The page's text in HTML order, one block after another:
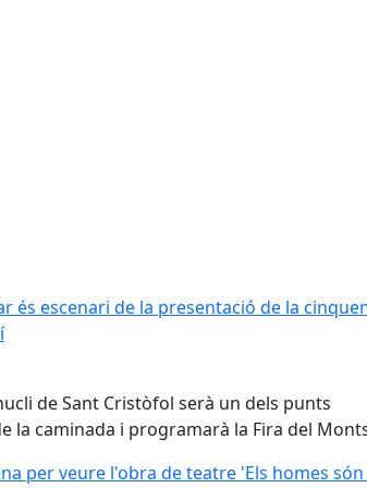
és escenari de la presentació de la
és escenari de la presentació de la
de Sant Cristòfol serà un dels punts
la caminada i programarà la Fira del
per veure l'obra de teatre 'Els homes són
per veure l'obra de teatre 'Els homes